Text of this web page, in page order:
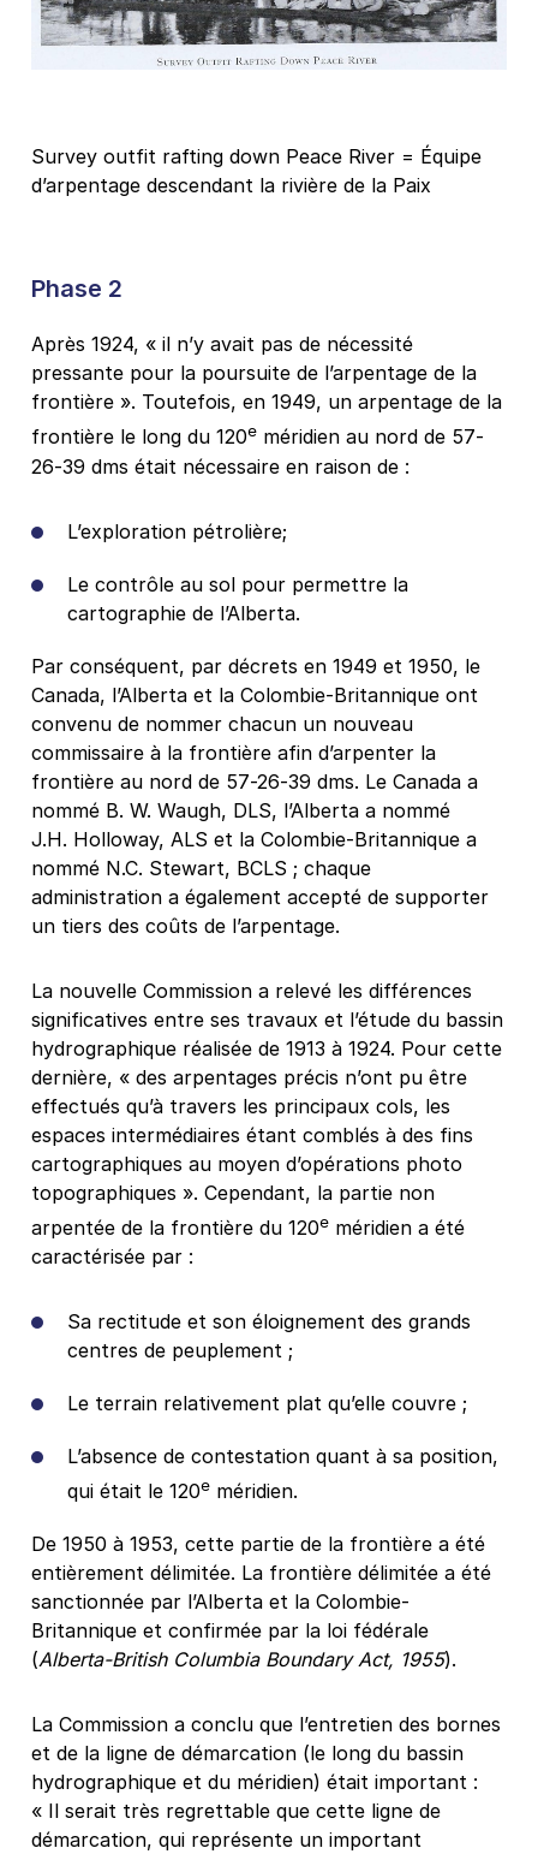
Survey outfit rafting down Peace River = Équipe
d’arpentage descendant la rivière de la Paix
Phase 2
Après 1924, « il n’y avait pas de nécessité
pressante pour la poursuite de l’arpentage de la
frontière ». Toutefois, en 1949, un arpentage de la
frontière le long du 120e méridien au nord de 57-
26-39 dms était nécessaire en raison de :
L’exploration pétrolière;
Le contrôle au sol pour permettre la
cartographie de l’Alberta.
Par conséquent, par décrets en 1949 et 1950, le
Canada, l’Alberta et la Colombie-Britannique ont
convenu de nommer chacun un nouveau
commissaire à la frontière afin d’arpenter la
frontière au nord de 57-26-39 dms. Le Canada a
nommé B. W. Waugh, DLS, l’Alberta a nommé
J.H. Holloway, ALS et la Colombie-Britannique a
nommé N.C. Stewart, BCLS ; chaque
administration a également accepté de supporter
un tiers des coûts de l’arpentage.
La nouvelle Commission a relevé les différences
significatives entre ses travaux et l’étude du bassin
hydrographique réalisée de 1913 à 1924. Pour cette
dernière, « des arpentages précis n’ont pu être
effectués qu’à travers les principaux cols, les
espaces intermédiaires étant comblés à des fins
cartographiques au moyen d’opérations photo
topographiques ». Cependant, la partie non
arpentée de la frontière du 120e méridien a été
caractérisée par :
Sa rectitude et son éloignement des grands
centres de peuplement ;
Le terrain relativement plat qu’elle couvre ;
L’absence de contestation quant à sa position,
qui était le 120e méridien.
De 1950 à 1953, cette partie de la frontière a été
entièrement délimitée. La frontière délimitée a été
sanctionnée par l’Alberta et la Colombie-
Britannique et confirmée par la loi fédérale
(Alberta-British Columbia Boundary Act, 1955).
La Commission a conclu que l’entretien des bornes
et de la ligne de démarcation (le long du bassin
hydrographique et du méridien) était important :
« Il serait très regrettable que cette ligne de
démarcation, qui représente un important